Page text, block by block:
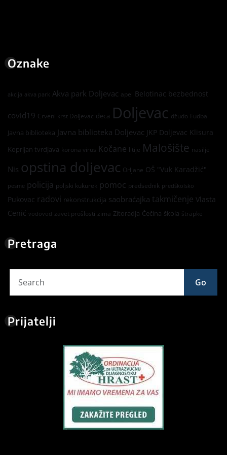
Oznake
akcija akva park Akva park Doljevac apel Belotinac bezbednost
covid19 Crveni krst Doljevac deca Doljevac džudo Fudbal
Javna biblioteka Javna biblioteka Doljevac JKP Doljevac Klisura
Koprijan tvrdjava korona virus Kočane litije Malošište nasilje
Nis opstina doljevac Orljane OŠ "Vuk Karadžić"
pesme policija poljski kukurek pomoc predsednik predškolsko
Pukovac radovi rekonstrukcija saobraćajka takmičenje Vlasta
Cenić vodovod zavet prošlosti zima Zitoradja Čečina škola štrapke
Pretraga
Go
Prijatelji